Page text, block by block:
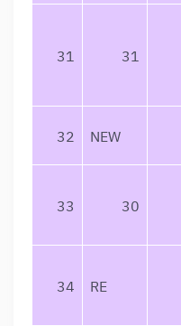
31 31
32 NEW
33 30
34 RE